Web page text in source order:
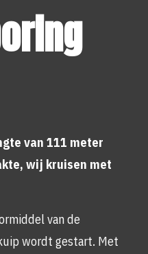
van 111 meter
wij kruisen met
van de
wordt gestart. Met